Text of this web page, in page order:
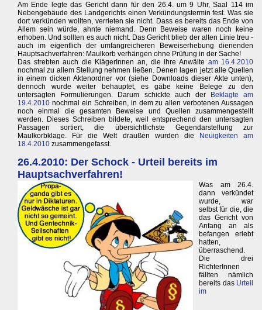
Am Ende legte das Gericht dann für den 26.4. um 9 Uhr, Saal 114 im
Nebengebäude des Landgerichts einen Verkündungstermin fest. Was sie
dort verkünden wollten, verrieten sie nicht. Dass es bereits das Ende von
Allem sein würde, ahnte niemand. Denn Beweise waren noch keine
erhoben. Und sollten es auch nicht. Das Gericht blieb der alten Linie treu -
auch im eigentlich der umfangreicheren Beweiserhebung dienenden
Hauptsachverfahren: Maulkorb verhängen ohne Prüfung in der Sache!
Das strebten auch die KlägerInnen an, die ihre Anwälte am 16.4.2010
nochmal zu allem Stellung nehmen ließen. Denen lagen jetzt alle Quellen
in einem dicken Aktenordner vor (siehe Downloads dieser Akte unten),
dennoch wurde weiter behauptet, es gäbe keine Belege zu den
untersagten Formulierungen. Darum schickte auch der
Beklagte am
19.4.2010 nochmal ein Schreiben, in dem zu allen verbotenen Aussagen
noch einmal die gesamten Beweise und Quellen zusammengestellt
werden. Dieses Schreiben bildete, weil entsprechend den untersagten
Passagen sortiert, die übersichtlichste Gegendarstellung zur
Maulkorbklage. Für die Welt draußen wurden die
Neuigkeiten am
18.4.2010 zusammengefasst.
26.4.2010: Der Schock - Urteil bereits im
Hauptsachverfahren!
Was am 26.4.
dann verkündet
wurde, war
selbst für die, die
das Gericht von
Anfang an als
befangen erlebt
hatten,
überraschend.
Die drei
RichterInnen
fällten nämlich
bereits das Urteil
im